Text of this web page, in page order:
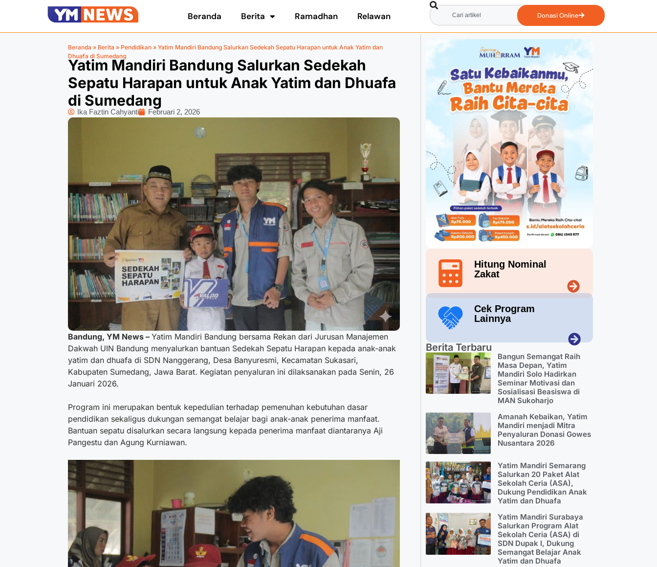
Beranda Berita Ramadhan Relawan Donasi Online
Beranda » Berita » Pendidikan » Yatim Mandiri Bandung Salurkan Sedekah Sepatu Harapan untuk Anak Yatim dan
Dhuafa di Sumedang
Yatim Mandiri Bandung Salurkan Sedekah
Sepatu Harapan untuk Anak Yatim dan Dhuafa
di Sumedang
Ika Faztin Cahyanti Februari 2, 2026
Bandung, YM News – Yatim Mandiri Bandung bersama Rekan dari Jurusan Manajemen
Dakwah UIN Bandung menyalurkan bantuan Sedekah Sepatu Harapan kepada anak-anak
yatim dan dhuafa di SDN Nanggerang, Desa Banyuresmi, Kecamatan Sukasari,
Kabupaten Sumedang, Jawa Barat. Kegiatan penyaluran ini dilaksanakan pada Senin, 26
Januari 2026.
Program ini merupakan bentuk kepedulian terhadap pemenuhan kebutuhan dasar
pendidikan sekaligus dukungan semangat belajar bagi anak-anak penerima manfaat.
Bantuan sepatu disalurkan secara langsung kepada penerima manfaat diantaranya Aji
Pangestu dan Agung Kurniawan.
Hitung Nominal
Zakat
Cek Program
Lainnya
Berita Terbaru
Bangun Semangat Raih
Masa Depan, Yatim
Mandiri Solo Hadirkan
Seminar Motivasi dan
Sosialisasi Beasiswa di
MAN Sukoharjo
Amanah Kebaikan, Yatim
Mandiri menjadi Mitra
Penyaluran Donasi Gowes
Nusantara 2026
Yatim Mandiri Semarang
Salurkan 20 Paket Alat
Sekolah Ceria (ASA),
Dukung Pendidikan Anak
Yatim dan Dhuafa
Yatim Mandiri Surabaya
Salurkan Program Alat
Sekolah Ceria (ASA) di
SDN Dupak I, Dukung
Semangat Belajar Anak
Yatim dan Dhuafa